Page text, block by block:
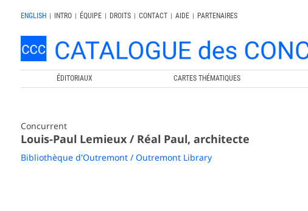
ENGLISH | INTRO | ÉQUIPE | DROITS | CONTACT | AIDE |
PARTENAIRES
ÉDITORIAUX CARTES THÉMATIQUES
Concurrent
Louis-Paul Lemieux / Réal Paul, architecte
Bibliothèque d'Outremont / Outremont Library